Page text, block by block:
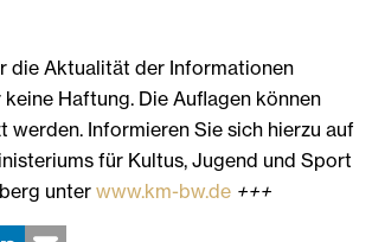
die Aktualität der Informationen
Haftung. Die Auflagen können
werden. Informieren Sie sich hierzu auf
für Kultus, Jugend und Sport
unterwww.km-bw.de +++